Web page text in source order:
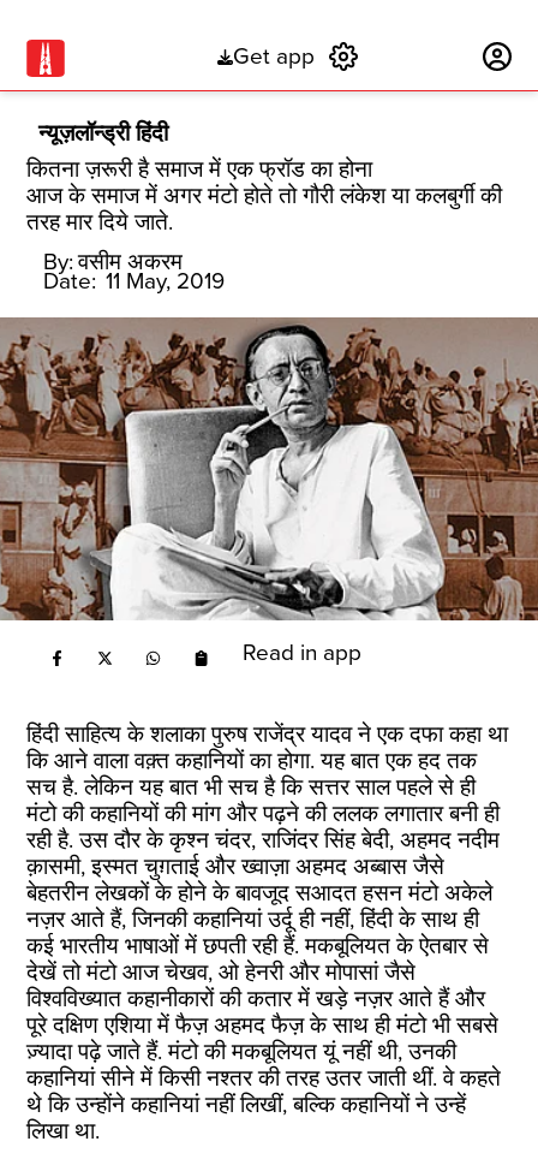
Get app
न्यूज़लॉन्ड्री हिंदी
कितना ज़रूरी है समाज में एक फ्रॉड का होना
आज के समाज में अगर मंटो होते तो गौरी लंकेश या कलबुर्गी की
तरह मार दिये जाते.
By: वसीम अकरम
Date: 11 May, 2019
Read in app
हिंदी साहित्य के शलाका पुरुष राजेंद्र यादव ने एक दफा कहा था
कि आने वाला वक़्त कहानियों का होगा. यह बात एक हद तक
सच है. लेकिन यह बात भी सच है कि सत्तर साल पहले से ही
मंटो की कहानियों की मांग और पढ़ने की ललक लगातार बनी ही
रही है. उस दौर के कृश्न चंदर, राजिंदर सिंह बेदी, अहमद नदीम
क़ासमी, इस्मत चुग़ताई और ख्वाज़ा अहमद अब्बास जैसे
बेहतरीन लेखकों के होने के बावजूद सआदत हसन मंटो अकेले
नज़र आते हैं, जिनकी कहानियां उर्दू ही नहीं, हिंदी के साथ ही
कई भारतीय भाषाओं में छपती रही हैं. मकबूलियत के ऐतबार से
देखें तो मंटो आज चेखव, ओ हेनरी और मोपासां जैसे
विश्वविख्यात कहानीकारों की कतार में खड़े नज़र आते हैं और
पूरे दक्षिण एशिया में फैज़ अहमद फैज़ के साथ ही मंटो भी सबसे
ज़्यादा पढ़े जाते हैं. मंटो की मकबूलियत यूं नहीं थी, उनकी
कहानियां सीने में किसी नश्तर की तरह उतर जाती थीं. वे कहते
थे कि उन्होंने कहानियां नहीं लिखीं, बल्कि कहानियों ने उन्हें
लिखा था.